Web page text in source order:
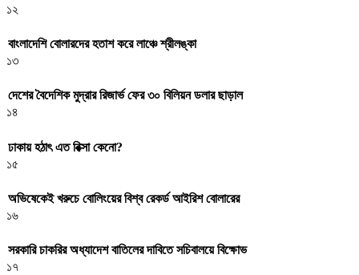
১২
বাংলাদেশি বোলারদের হতাশ করে লাঞ্চে শ্রীলঙ্কা
১৩
দেশের বৈদেশিক মুদ্রার রিজার্ভ ফের ৩০ বিলিয়ন ডলার ছাড়াল
১৪
ঢাকায় হঠাৎ এত রিক্সা কেনো?
১৫
অভিষেকেই খরুচে বোলিংয়ের বিশ্ব রেকর্ড আইরিশ বোলারের
১৬
সরকারি চাকরির অধ্যাদেশ বাতিলের দাবিতে সচিবালয়ে বিক্ষোভ
১৭